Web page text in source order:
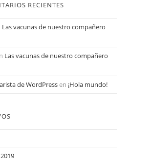
RECIENTES
Las vacunas de nuestro compañero
Las vacunas de nuestro compañero
de WordPressen ¡Hola mundo!